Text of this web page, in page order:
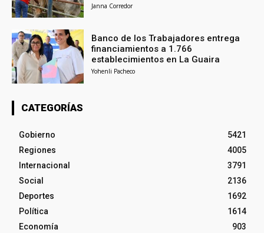
Janna Corredor
Banco de los Trabajadores entrega
financiamientos a 1.766
establecimientos en La Guaira
Yohenli Pacheco
CATEGORÍAS
Gobierno
5421
Regiones
4005
Internacional
3791
Social
2136
Deportes
1692
Política
1614
Economía
903